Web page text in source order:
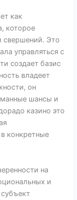
как
которое
свершений. Это
управляться с
создает базис
владеет
он
шансы и
казино это
конкретные
на
и